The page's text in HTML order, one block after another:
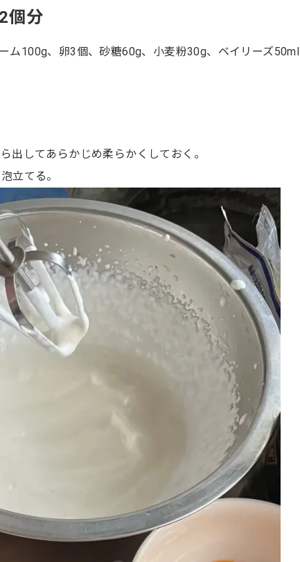
個分
ム100g、卵3個、砂糖60g、小麦粉30g、ベイリーズ50ml
出してあらかじめ柔らかくしておく。
立てる。